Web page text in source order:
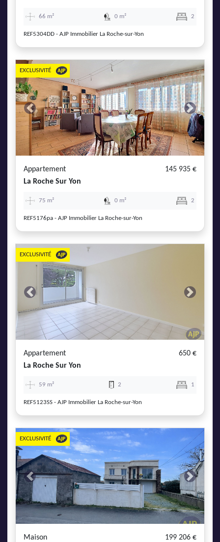
66 m² 0 m² 2
REF5304DD - AJP Immobilier La Roche-sur-Yon
Previous Next
EXCLUSIVITÉ
Appartement
145 935 €
La Roche Sur Yon
75 m² 0 m² 2
REF5176pa - AJP Immobilier La Roche-sur-Yon
Previous Next
EXCLUSIVITÉ
Appartement
650 €
La Roche Sur Yon
59 m² 2 1
REF5123SS - AJP Immobilier La Roche-sur-Yon
Previous Next
EXCLUSIVITÉ
Maison
199 206 €